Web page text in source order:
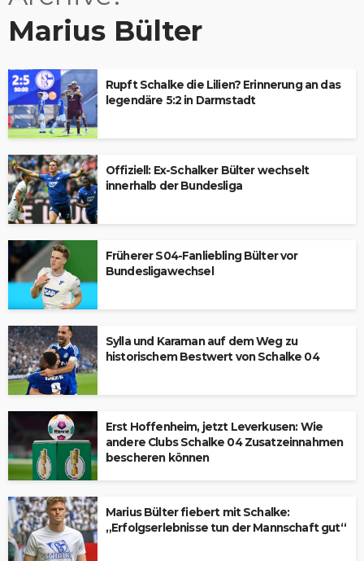
Marius Bülter
Rupft Schalke die Lilien? Erinnerung an das
legendäre 5:2 in Darmstadt
Offiziell: Ex-Schalker Bülter wechselt
innerhalb der Bundesliga
Früherer S04-Fanliebling Bülter vor
Bundesligawechsel
Sylla und Karaman auf dem Weg zu
historischem Bestwert von Schalke 04
Erst Hoffenheim, jetzt Leverkusen: Wie
andere Clubs Schalke 04 Zusatzeinnahmen
bescheren können
Marius Bülter fiebert mit Schalke:
„Erfolgserlebnisse tun der Mannschaft gut“